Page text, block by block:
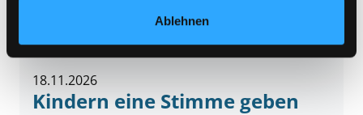
Ablehnen
18.11.2026
Kindern eine Stimme geben